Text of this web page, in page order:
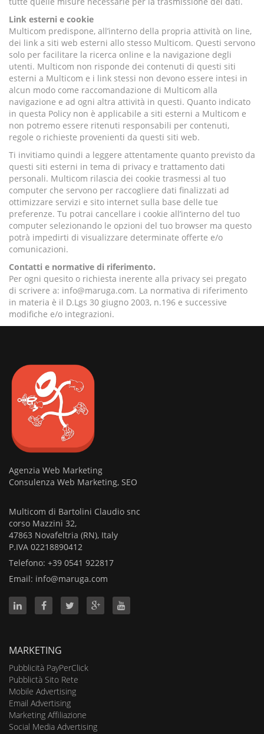
Link esterni e cookie
Multicom predispone, all’interno della propria attività on line,
dei link a siti web esterni allo stesso Multicom. Questi servono
solo per facilitare la ricerca online e la navigazione degli
utenti. Multicom non risponde dei contenuti di questi siti
esterni a Multicom e i link stessi non devono essere intesi in
alcun modo come raccomandazione di Multicom alla
navigazione e ad ogni altra attività in questi. Quanto indicato
in questa Policy non è applicabile a siti esterni a Multicom e
non potremo essere ritenuti responsabili per contenuti,
regole o richieste provenienti da questi siti web.
Ti invitiamo quindi a leggere attentamente quanto previsto da
questi siti esterni in tema di privacy e trattamento dati
personali. Multicom rilascia dei cookie trasmessi al tuo
computer che servono per raccogliere dati finalizzati ad
ottimizzare servizi e sito internet sulla base delle tue
preferenze. Tu potrai cancellare i cookie all’interno del tuo
computer selezionando le opzioni del tuo browser ma questo
potrà impedirti di visualizzare determinate offerte e/o
comunicazioni.
Contatti e normative di riferimento.
Per ogni quesito o richiesta inerente alla privacy sei pregato
di scrivere a: info@maruga.com. La normativa di riferimento
in materia è il D.Lgs 30 giugno 2003, n.196 e successive
modifiche e/o integrazioni.
Agenzia Web Marketing
Consulenza Web Marketing, SEO
Multicom di Bartolini Claudio snc
corso Mazzini 32,
47863 Novafeltria (RN), Italy
P.IVA 02218890412
Telefono: +39 0541 922817
Email: info@maruga.com
MARKETING
Pubblicità PayPerClick
Pubblictà Sito Rete
Mobile Advertising
Email Advertising
Marketing Affiliazione
Social Media Advertising